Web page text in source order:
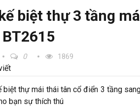
biệt thự 3 tầng
0 1869
biệt thự mái thái tân cổ điển 3 tầng
bạn sự thích thú